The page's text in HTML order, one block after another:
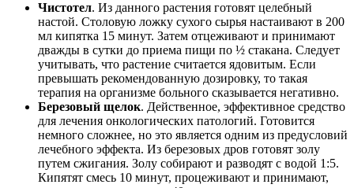
Чистотел. Из данного растения готовят целебный
настой. Столовую ложку сухого сырья настаивают в 200
мл кипятка 15 минут. Затем отцеживают и принимают
дважды в сутки до приема пищи по ½ стакана. Следует
учитывать, что растение считается ядовитым. Если
превышать рекомендованную дозировку, то такая
терапия на организме больного сказывается негативно.
Березовый щелок. Действенное, эффективное средство
для лечения онкологических патологий. Готовится
немного сложнее, но это является одним из предусловий
лечебного эффекта. Из березовых дров готовят золу
путем сжигания. Золу собирают и разводят с водой 1:5.
Кипятят смесь 10 минут, процеживают и принимают,